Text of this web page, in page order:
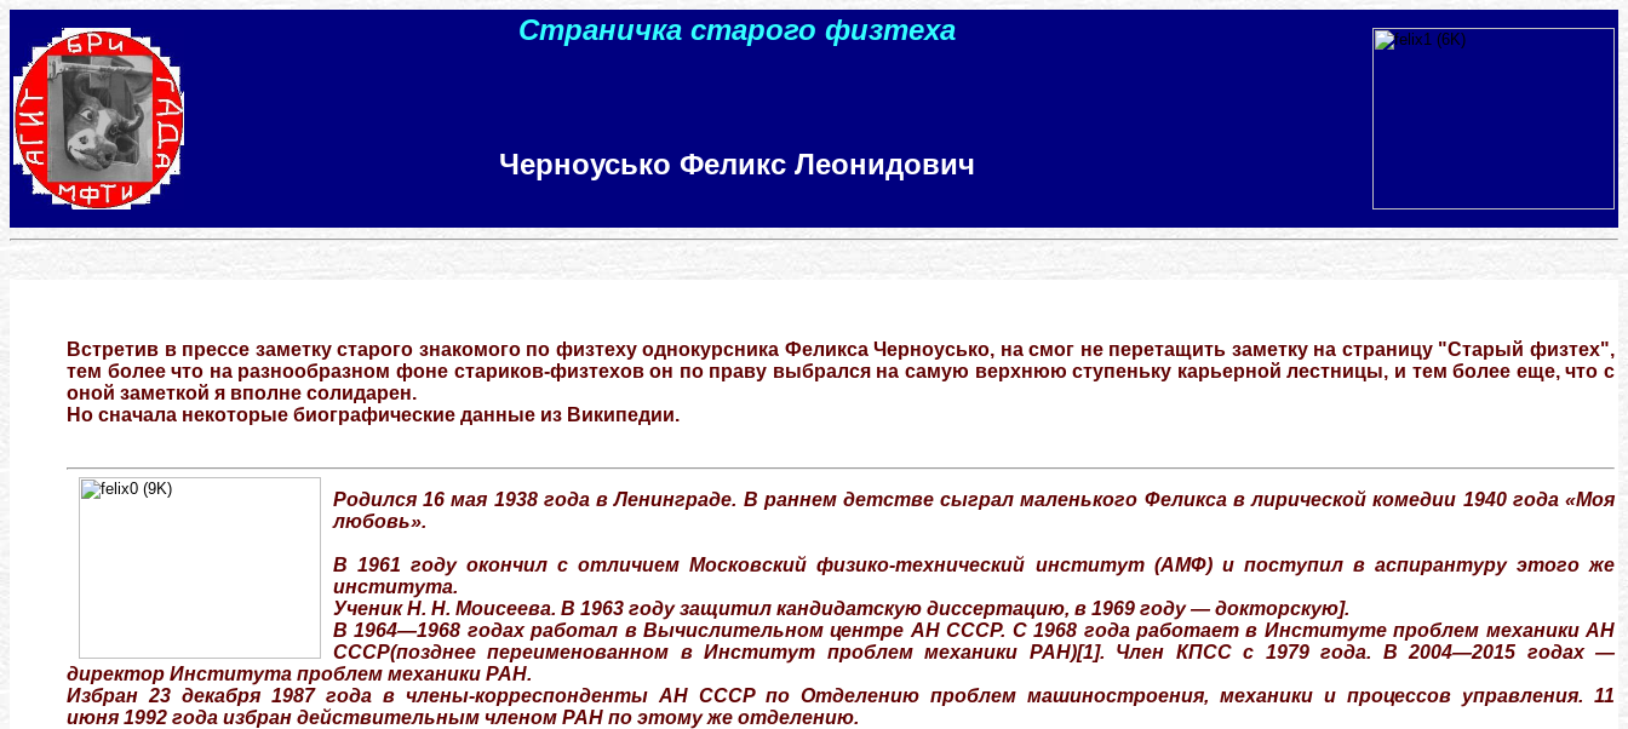
Страничка старого физтеха
Черноусько Феликс Леонидович
Встретив в прессе заметку старого знакомого по физтеху однокурсника Феликса Черноусько, на смог не перетащить заметку на страницу "Старый физтех",
тем более что на разнообразном фоне стариков-физтехов он по праву выбрался на самую верхнюю ступеньку карьерной лестницы, и тем более еще, что с
оной заметкой я вполне солидарен.
Но сначала некоторые биографические данные из Википедии.
Родился 16 мая 1938 года в Ленинграде. В раннем детстве сыграл маленького Феликса в лирической комедии 1940 года «Моя
любовь».
В 1961 году окончил с отличием Московский физико-технический институт (АМФ) и поступил в аспирантуру этого же
института.
Ученик Н. Н. Моисеева. В 1963 году защитил кандидатскую диссертацию, в 1969 году — докторскую].
В 1964—1968 годах работал в Вычислительном центре АН СССР. С 1968 года работает в Институте проблем механики АН
СССР(позднее переименованном в Институт проблем механики РАН)[1]. Член КПСС с 1979 года. В 2004—2015 годах —
директор Института проблем механики РАН.
Избран 23 декабря 1987 года в члены-корреспонденты АН СССР по Отделению проблем машиностроения, механики и процессов управления. 11
июня 1992 года избран действительным членом РАН по этому же отделению.